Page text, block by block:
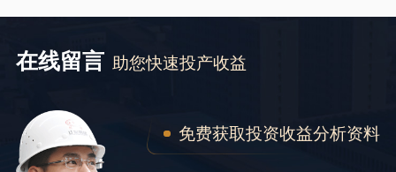
在线留言 助您快速投产收益
免费获取投资收益分析资料